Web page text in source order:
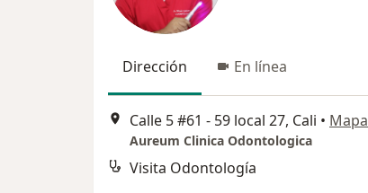
Dirección En línea
Calle 5 #61 - 59 local 27, Cali • Mapa
Aureum Clinica Odontologica
Visita Odontología